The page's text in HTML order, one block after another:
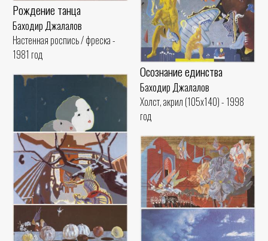
Рождение танца
Баходир Джалалов
Настенная роспись / фреска -
1981 год
Осознание единства
Баходир Джалалов
Холст, акрил (105x140) - 1998
год
Сёстры
Баходир Джалалов
Холст, акрил (76x76) - 1996 год
Проводы